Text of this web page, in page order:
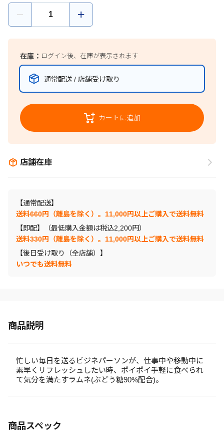
在庫： ログイン後、在庫が表示されます
通常配送 / 店舗受け取り
カートに追加
店舗在庫
【通常配送】
送料660円（離島を除く）。11,000円以上ご購入で送料無料
【即配】（最低購入金額は税込2,200円）
送料330円（離島を除く）。11,000円以上ご購入で送料無料
【後日受け取り（全店舗）】
いつでも送料無料
商品説明
忙しい毎日を送るビジネパーソンが、仕事中や移動中に
素早くリフレッシュしたい時、ポイポイ手軽に食べられ
て気分を満たすラムネ(ぶどう糖90%配合)。
商品スペック